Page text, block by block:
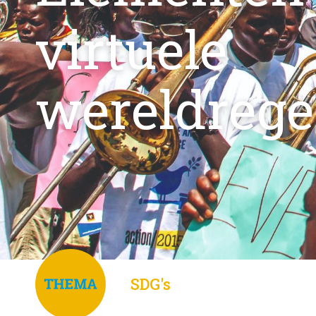
virtuele
SDG's